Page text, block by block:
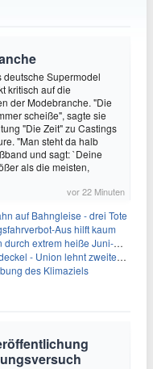
deutsche Supermodel
kritisch auf die
der Modebranche. "Die
scheiße", sagte sie
"Die Zeit" zu Castings
"Man steht da halb
und sagt: `Deine
als die meisten,
vor 22 Minuten
auf Bahngleise - drei Tote
Aus hilft kaum
extrem heiße Juni-Woche
lehnt zweiten Tankrabatt ab
des Klimaziels